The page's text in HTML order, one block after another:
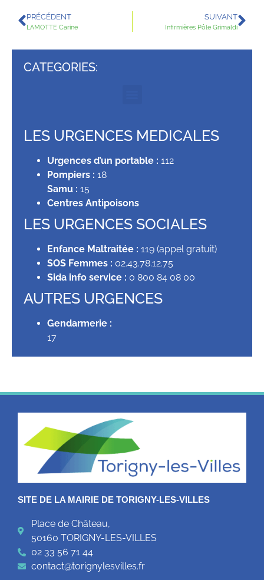
PRÉCÉDENT
LAMOTTE Carine
SUIVANT
Infirmières Pôle Grimaldi
CATEGORIES:
LES URGENCES MEDICALES
Urgences d’un portable : 112
Pompiers : 18
Samu : 15
Centres Antipoisons
LES URGENCES SOCIALES
Enfance Maltraitée : 119 (appel gratuit)
SOS Femmes : 02.43.78.12.75
Sida info service : 0 800 84 08 00
AUTRES URGENCES
Gendarmerie :
17
SITE DE LA MAIRIE DE TORIGNY-LES-VILLES
Place de Château,
50160 TORIGNY-LES-VILLES
02 33 56 71 44
contact@torignylesvilles.fr